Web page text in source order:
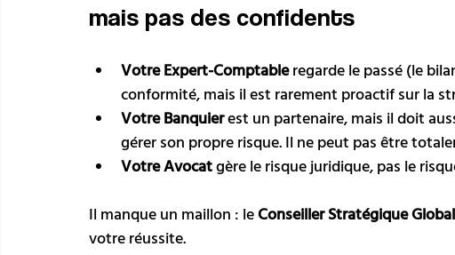
mais pas des confidents
Votre Expert-Comptable regarde le passé (le
conformité, mais il est rarement proactif sur la
Votre Banquier est un partenaire, mais il doit
gérer son propre risque. Il ne peut pas être
Votre Avocat gère le risque juridique, pas le
Il manque un maillon : le Conseiller Stratégique Global
votre réussite.